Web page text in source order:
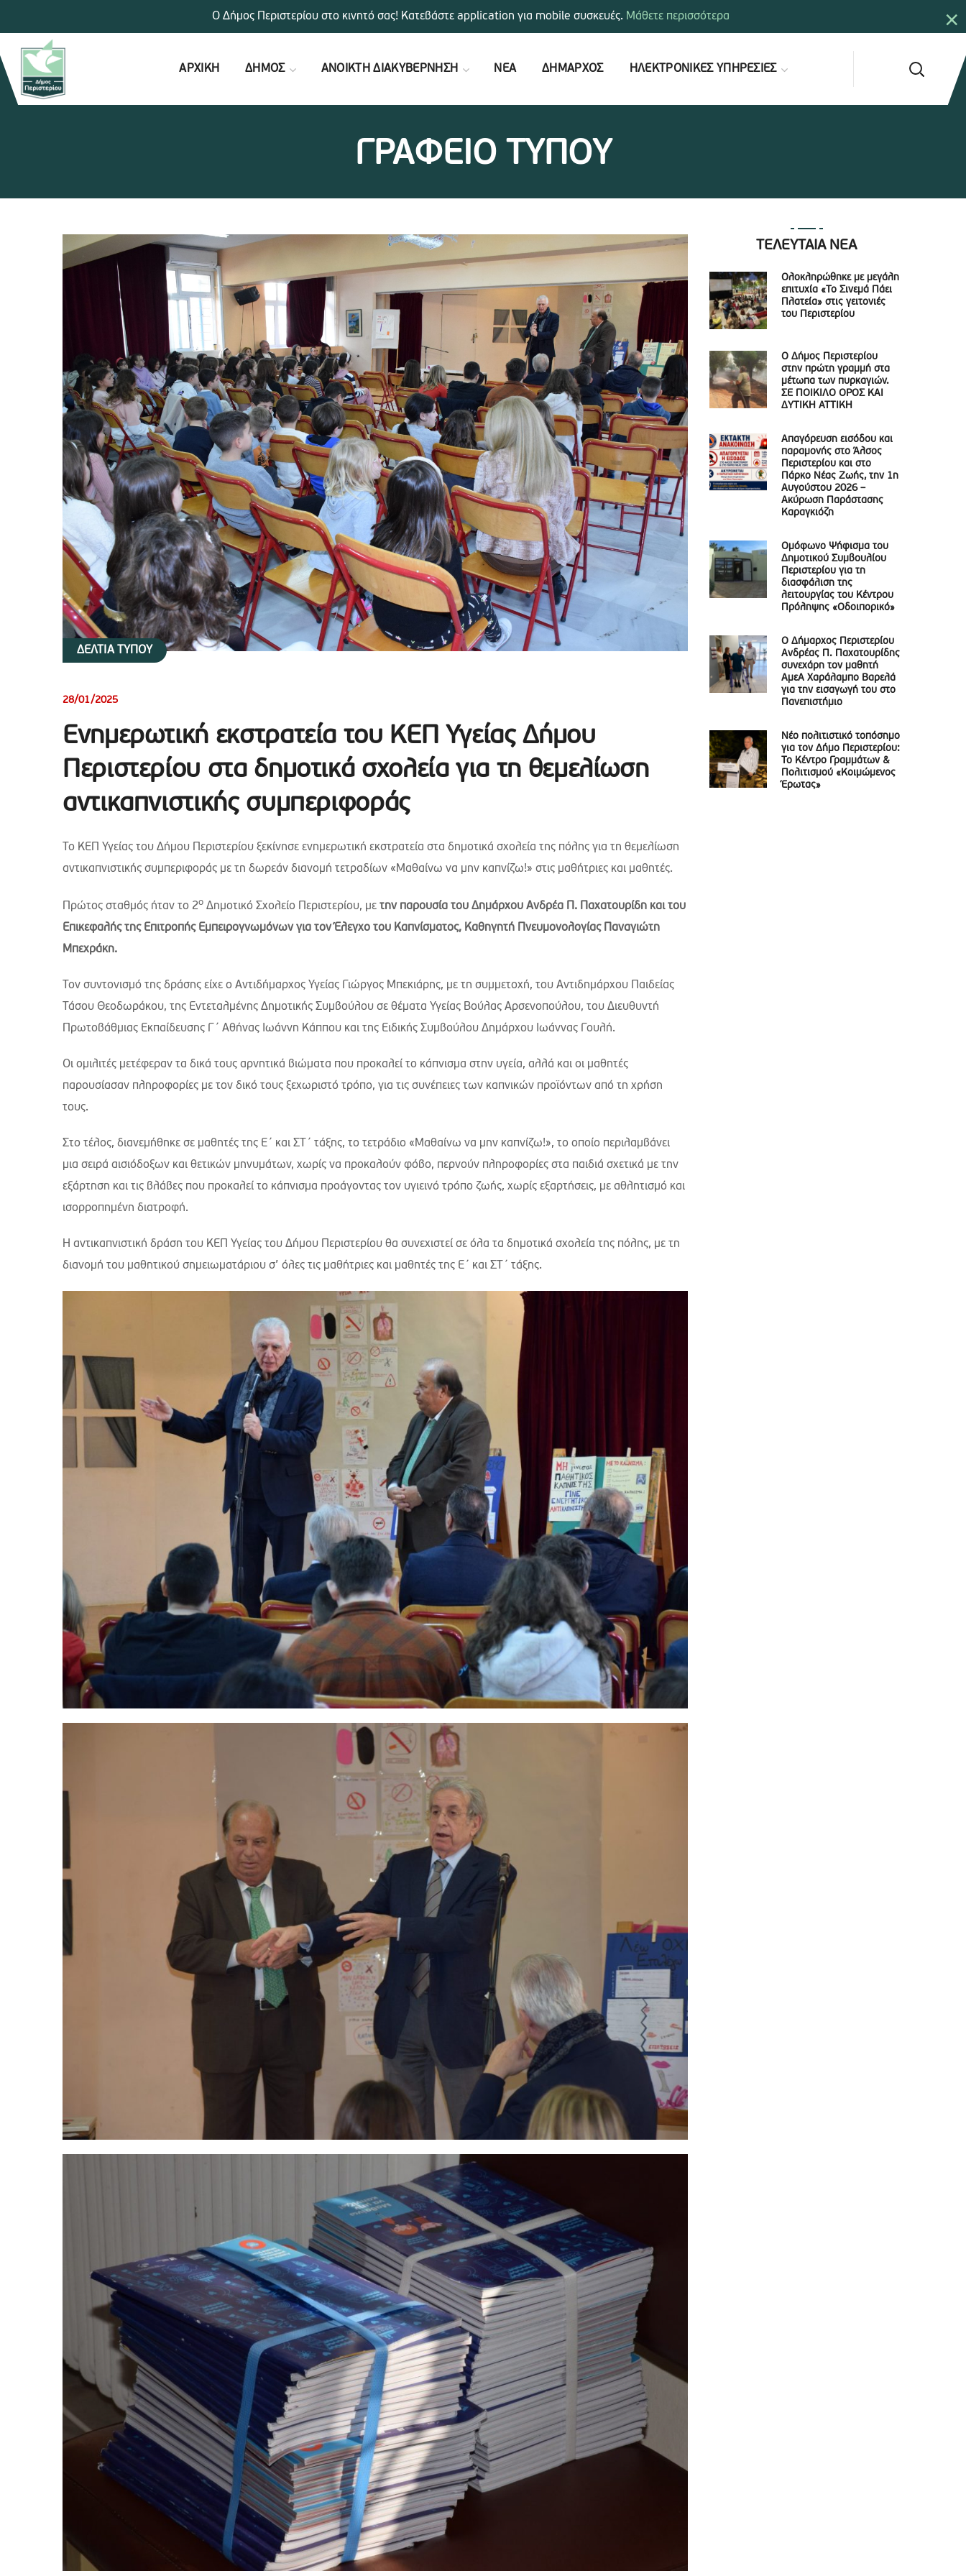
ΑΡΧΙΚΗ ΔΗΜΟΣ ΑΝΟΙΚΤΗ ΔΙΑΚΥΒΕΡΝΗΣΗ ΝΕΑ ΔΗΜΑΡΧΟΣ ΗΛΕΚΤΡΟΝΙΚΕΣ ΥΠΗΡΕΣΙΕΣ
ΓΡΑΦΕΙΟ ΤΥΠΟΥ
ΔΕΛΤΙΑ ΤΥΠΟΥ
28/01/2025
Ενημερωτική εκστρατεία του ΚΕΠ Υγείας Δήμου
Περιστερίου στα δημοτικά σχολεία για τη θεμελίωση
αντικαπνιστικής συμπεριφοράς
Το ΚΕΠ Υγείας του Δήμου Περιστερίου ξεκίνησε ενημερωτική εκστρατεία στα δημοτικά σχολεία της πόλης για τη θεμελίωση
αντικαπνιστικής συμπεριφοράς με τη δωρεάν διανομή τετραδίων «Μαθαίνω να μην καπνίζω!» στις μαθήτριες και μαθητές.
Πρώτος σταθμός ήταν το 2ο Δημοτικό Σχολείο Περιστερίου, με την παρουσία του Δημάρχου Ανδρέα Π. Παχατουρίδη και του
Επικεφαλής της Επιτροπής Εμπειρογνωμόνων για τον Έλεγχο του Καπνίσματος, Καθηγητή Πνευμονολογίας Παναγιώτη
Μπεχράκη.
Τον συντονισμό της δράσης είχε ο Αντιδήμαρχος Υγείας Γιώργος Μπεκιάρης, με τη συμμετοχή, του Αντιδημάρχου Παιδείας
Τάσου Θεοδωράκου, της Εντεταλμένης Δημοτικής Συμβούλου σε θέματα Υγείας Βούλας Αρσενοπούλου, του Διευθυντή
Πρωτοβάθμιας Εκπαίδευσης Γ΄ Αθήνας Ιωάννη Κάππου και της Ειδικής Συμβούλου Δημάρχου Ιωάννας Γουλή.
Οι ομιλιτές μετέφεραν τα δικά τους αρνητικά βιώματα που προκαλεί το κάπνισμα στην υγεία, αλλά και οι μαθητές
παρουσίασαν πληροφορίες με τον δικό τους ξεχωριστό τρόπο, για τις συνέπειες των καπνικών προϊόντων από τη χρήση
τους.
Στο τέλος, διανεμήθηκε σε μαθητές της Ε΄ και ΣΤ΄ τάξης, το τετράδιο «Μαθαίνω να μην καπνίζω!», το οποίο περιλαμβάνει
μια σειρά αισιόδοξων και θετικών μηνυμάτων, χωρίς να προκαλούν φόβο, περνούν πληροφορίες στα παιδιά σχετικά με την
εξάρτηση και τις βλάβες που προκαλεί το κάπνισμα προάγοντας τον υγιεινό τρόπο ζωής, χωρίς εξαρτήσεις, με αθλητισμό και
ισορροπημένη διατροφή.
Η αντικαπνιστική δράση του ΚΕΠ Υγείας του Δήμου Περιστερίου θα συνεχιστεί σε όλα τα δημοτικά σχολεία της πόλης, με τη
διανομή του μαθητικού σημειωματάριου σ’ όλες τις μαθήτριες και μαθητές της Ε΄ και ΣΤ΄ τάξης.
ΤΕΛΕΥΤΑΙΑ ΝΕΑ
Ολοκληρώθηκε με μεγάλη
επιτυχία «Το Σινεμά Πάει
Πλατεία» στις γειτονιές
του Περιστερίου
Ο Δήμος Περιστερίου
στην πρώτη γραμμή στα
μέτωπα των πυρκαγιών.
ΣΕ ΠΟΙΚΙΛΟ ΟΡΟΣ ΚΑΙ
ΔΥΤΙΚΗ ΑΤΤΙΚΗ
Απαγόρευση εισόδου και
παραμονής στο Άλσος
Περιστερίου και στο
Πάρκο Νέας Ζωής, την 1η
Αυγούστου 2026 –
Ακύρωση Παράστασης
Καραγκιόζη
Ομόφωνο Ψήφισμα του
Δημοτικού Συμβουλίου
Περιστερίου για τη
διασφάλιση της
λειτουργίας του Κέντρου
Πρόληψης «Οδοιπορικό»
Ο Δήμαρχος Περιστερίου
Ανδρέας Π. Παχατουρίδης
συνεχάρη τον μαθητή
ΑμεΑ Χαράλαμπο Βαρελά
για την εισαγωγή του στο
Πανεπιστήμιο
Νέο πολιτιστικό τοπόσημο
για τον Δήμο Περιστερίου:
Το Κέντρο Γραμμάτων &
Πολιτισμού «Κοιμώμενος
Έρωτας»
×
Ο Δήμος Περιστερίου στο κινητό σας! Κατεβάστε application για mobile συσκευές. Μάθετε περισσότερα